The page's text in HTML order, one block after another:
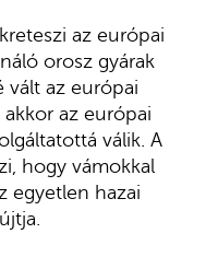
az európai
orosz gyárak
vált az európai
az európai
válik. A
hogy vámokkal
egyetlen hazai